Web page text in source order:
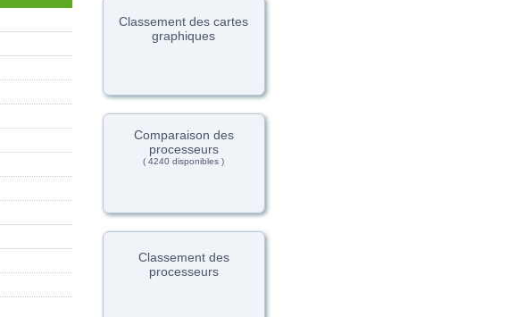
Classement des cartes
graphiques
Comparaison des
processeurs
( 4240 disponibles )
Classement des
processeurs